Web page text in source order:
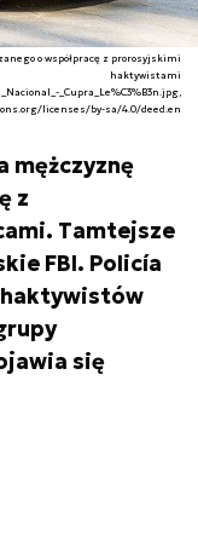
o współpracę z prorosyjskimi
haktywistami
_Cupra_Le%C3%B3n.jpg,
licenses/by-sa/4.0/deed.en
mężczyznę
z
Tamtejsze
FBI. Policía
haktywistów
się